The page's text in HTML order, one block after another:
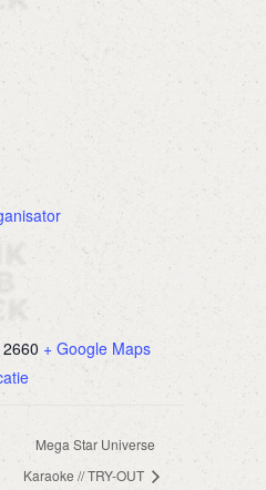
2660 + Google Maps
Mega Star Universe
Karaoke // TRY-OUT